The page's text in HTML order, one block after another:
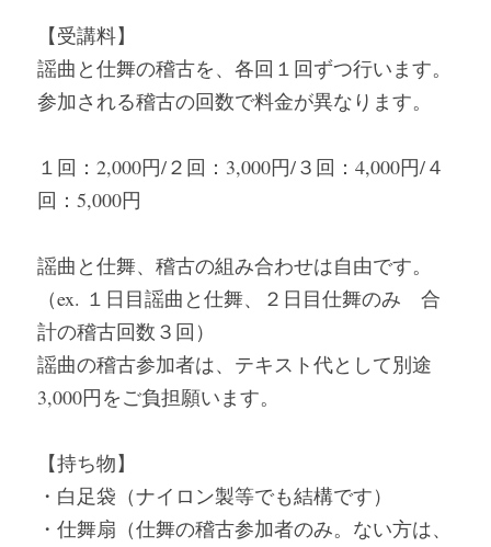
【受講料】
謡曲と仕舞の稽古を、各回１回ずつ行います。
参加される稽古の回数で料金が異なります。
１回：2,000円/２回：3,000円/３回：4,000円/４
回：5,000円
謡曲と仕舞、稽古の組み合わせは自由です。
（ex. １日目謡曲と仕舞、２日目仕舞のみ　合
計の稽古回数３回）
謡曲の稽古参加者は、テキスト代として別途
3,000円をご負担願います。
【持ち物】
・白足袋（ナイロン製等でも結構です）
・仕舞扇（仕舞の稽古参加者のみ。ない方は、